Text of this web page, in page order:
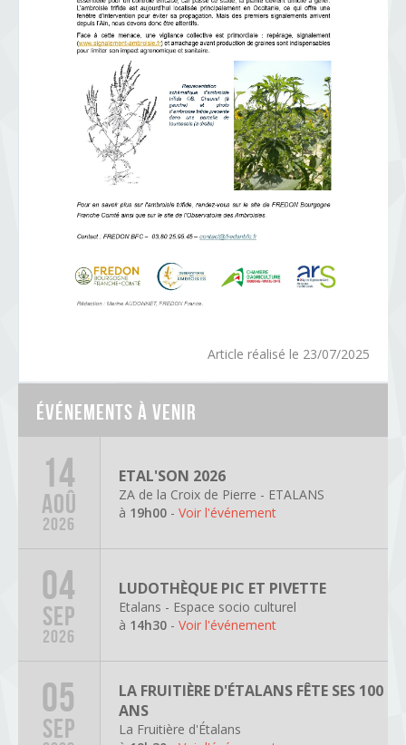
Article réalisé le 23/07/2025
Événements à venir
14
AOÛ
2026
ETAL'SON 2026
ZA de la Croix de Pierre - ETALANS
à 19h00 - Voir l'événement
04
SEP
2026
LUDOTHÈQUE PIC ET PIVETTE
Etalans - Espace socio culturel
à 14h30 - Voir l'événement
05
SEP
LA FRUITIÈRE D'ÉTALANS FÊTE SES 100
ANS
La Fruitière d'Étalans